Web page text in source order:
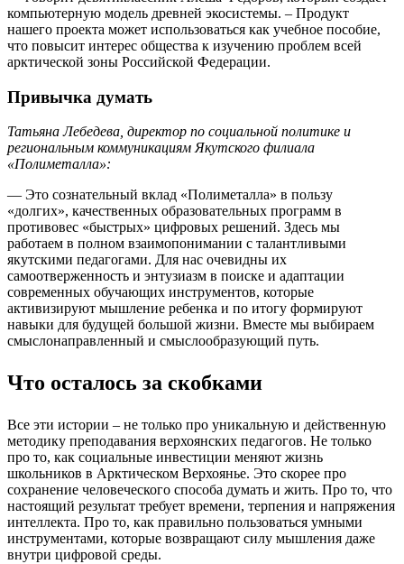
компьютерную модель древней экосистемы. – Продукт
нашего проекта может использоваться как учебное пособие,
что повысит интерес общества к изучению проблем всей
арктической зоны Российской Федерации.
Привычка думать
Татьяна Лебедева, директор по социальной политике и
региональным коммуникациям Якутского филиала
«Полиметалла»:
— Это сознательный вклад «Полиметалла» в пользу
«долгих», качественных образовательных программ в
противовес «быстрых» цифровых решений. Здесь мы
работаем в полном взаимопонимании с талантливыми
якутскими педагогами. Для нас очевидны их
самоотверженность и энтузиазм в поиске и адаптации
современных обучающих инструментов, которые
активизируют мышление ребенка и по итогу формируют
навыки для будущей большой жизни. Вместе мы выбираем
смыслонаправленный и смыслообразующий путь.
Что осталось за скобками
Все эти истории – не только про уникальную и действенную
методику преподавания верхоянских педагогов. Не только
про то, как социальные инвестиции меняют жизнь
школьников в Арктическом Верхоянье. Это скорее про
сохранение человеческого способа думать и жить. Про то, что
настоящий результат требует времени, терпения и напряжения
интеллекта. Про то, как правильно пользоваться умными
инструментами, которые возвращают силу мышления даже
внутри цифровой среды.